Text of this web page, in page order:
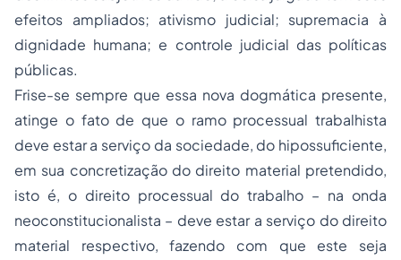
efeitos ampliados; ativismo judicial; supremacia à
dignidade humana; e controle judicial das políticas
públicas.
Frise-se sempre que essa nova dogmática presente,
atinge o fato de que o ramo processual trabalhista
deve estar a serviço da sociedade, do hipossuficiente,
em sua concretização do direito material pretendido,
isto é, o direito processual do trabalho – na onda
neoconstitucionalista – deve estar a serviço do direito
material respectivo, fazendo com que este seja